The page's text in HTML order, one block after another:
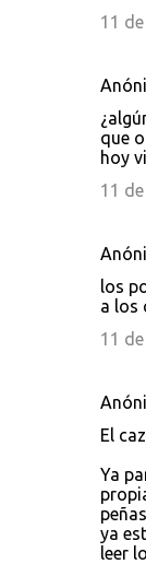
11
que
hoy
11
los
a los
11
El
Ya
ya
leer